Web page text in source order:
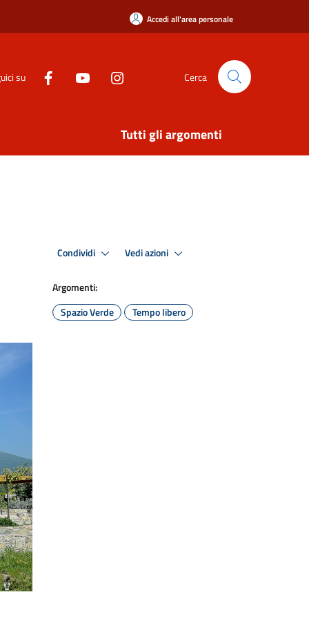
Accedi all'area personale
su Cerca
Tutti gli argomenti
Condividi Vedi azioni
Argomenti:
Spazio Verde
Tempo libero